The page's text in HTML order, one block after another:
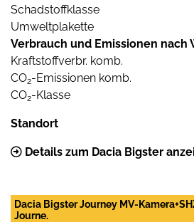
Schadstoffklasse
Umweltplakette
Verbrauch und Emissionen nach
Kraftstoffverbr. komb.
CO2-Emissionen komb.
CO2-Klasse
Standort
Details zum Dacia Bigster
Dacia Bigster Journey MV-
Journe.